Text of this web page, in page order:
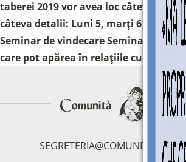
taberei 2019 vor avea loc câteva
câteva detalii: Luni 5, marți 6 și
Seminar de vindecare Seminarul va
care pot apărea în relațiile cu ceilalți,
IBAN: